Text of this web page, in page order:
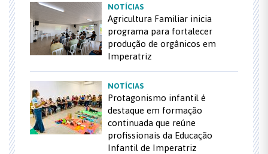
NOTÍCIAS
Agricultura Familiar inicia
programa para fortalecer
produção de orgânicos em
Imperatriz
NOTÍCIAS
Protagonismo infantil é
destaque em formação
continuada que reúne
profissionais da Educação
Infantil de Imperatriz